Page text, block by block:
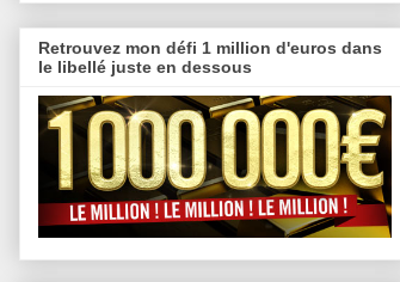
Retrouvez mon défi 1 million d'euros dans
le libellé juste en dessous